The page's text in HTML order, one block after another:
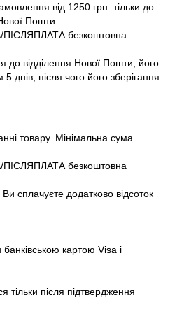
від 1250 грн. тільки до
Пошти.
ПІСЛЯПЛАТА безкоштовна
до відділення Нової Пошти, його
днів, після чого його зберігання
товару. Мінімальна сума
ПІСЛЯПЛАТА безкоштовна
сплачуєте додатково відсоток
картою Visa і
тільки після підтвердження